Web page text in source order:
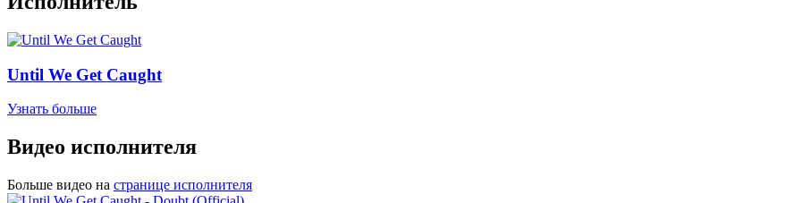
Until We Get Caught
Узнать больше
Видео исполнителя
Больше видео на странице исполнителя